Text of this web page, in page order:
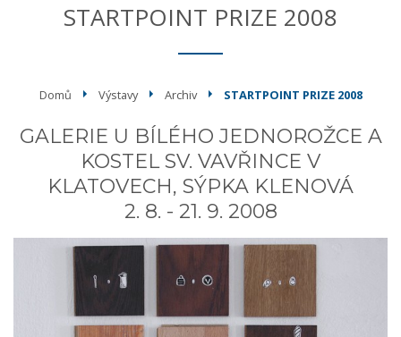
STARTPOINT PRIZE 2008
Domů Výstavy Archiv STARTPOINT PRIZE 2008
GALERIE U BÍLÉHO JEDNOROŽCE A
KOSTEL SV. VAVŘINCE V
KLATOVECH, SÝPKA KLENOVÁ
2. 8. - 21. 9. 2008